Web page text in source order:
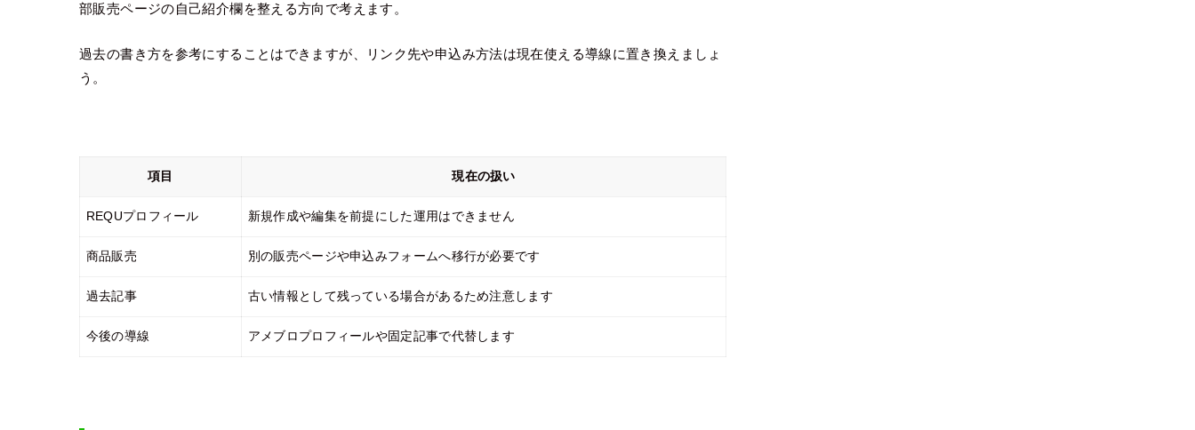
部販売ページの自己紹介欄を整える方向で考えます。
過去の書き方を参考にすることはできますが、リンク先や申込み方法は現在使える導線に置き換えましょ
う。
項目 現在の扱い
REQUプロフィール 新規作成や編集を前提にした運用はできません
商品販売 別の販売ページや申込みフォームへ移行が必要です
過去記事 古い情報として残っている場合があるため注意します
今後の導線 アメブロプロフィールや固定記事で代替します